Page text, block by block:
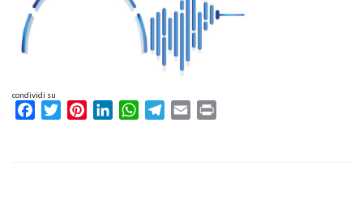
condividi su
FacebookTwitterPinterestLinkedInWhatsAppTelegram
Email